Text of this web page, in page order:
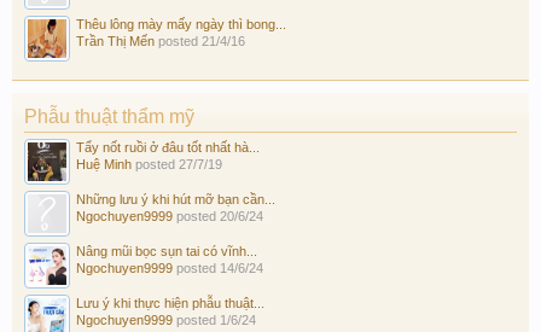
Thêu lông mày mấy ngày thì bong...
Trần Thị Mến posted 21/4/16
Phẫu thuật thẩm mỹ
Tẩy nốt ruồi ở đâu tốt nhất hà...
Huệ Minh posted 27/7/19
Những lưu ý khi hút mỡ bạn cần...
Ngochuyen9999 posted 20/6/24
Nâng mũi bọc sụn tai có vĩnh...
Ngochuyen9999 posted 14/6/24
Lưu ý khi thực hiện phẫu thuật...
Ngochuyen9999 posted 1/6/24